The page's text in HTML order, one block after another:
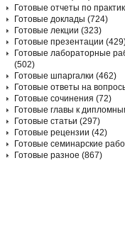
Готовые отчеты по
Готовые доклады (724)
Готовые лекции (323)
Готовые презентации
Готовые лабораторные
(502)
Готовые шпаргалки (462)
Готовые ответы на
Готовые сочинения (72)
Готовые главы к
Готовые статьи (297)
Готовые рецензии (42)
Готовые семинарские
Готовые разное (867)